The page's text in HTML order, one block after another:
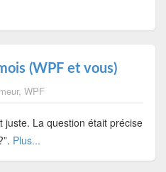
(WPF et vous)
, WPF
juste. La question était précise
Plus...